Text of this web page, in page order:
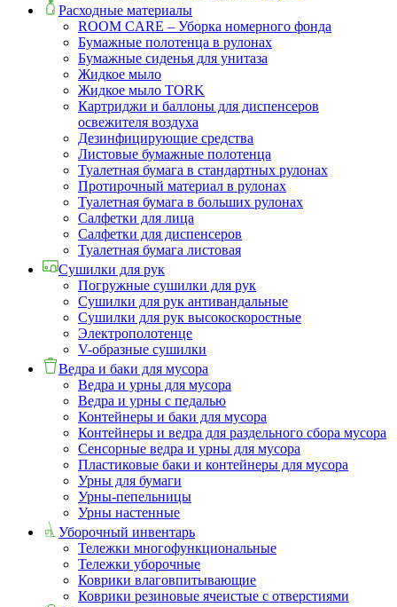
Расходные материалы
ROOM CARE – Уборка номерного фонда
Бумажные полотенца в рулонах
Бумажные сиденья для унитаза
Жидкое мыло
Жидкое мыло TORK
Картриджи и баллоны для диспенсеров
освежителя воздуха
Дезинфицирующие средства
Листовые бумажные полотенца
Туалетная бумага в стандартных рулонах
Протирочный материал в рулонах
Туалетная бумага в больших рулонах
Салфетки для лица
Салфетки для диспенсеров
Туалетная бумага листовая
Сушилки для рук
Погружные сушилки для рук
Сушилки для рук антивандальные
Сушилки для рук высокоскоростные
Электрополотенце
V-образные сушилки
Ведра и баки для мусора
Ведра и урны для мусора
Ведра и урны с педалью
Контейнеры и баки для мусора
Контейнеры и ведра для раздельного сбора мусора
Сенсорные ведра и урны для мусора
Пластиковые баки и контейнеры для мусора
Урны для бумаги
Урны-пепельницы
Урны настенные
Уборочный инвентарь
Тележки многофункциональные
Тележки уборочные
Коврики влаговпитывающие
Коврики резиновые ячеистые с отверстиями